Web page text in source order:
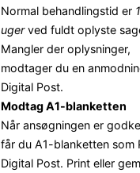
Normal behandlingstid er
ugerved fuldt oplyste
Mangler der oplysninger,
modtager du en
Digital Post.
Modtag A1-blanketten
Når ansøgningen er
får du A1-blanketten som
Digital Post. Print eller